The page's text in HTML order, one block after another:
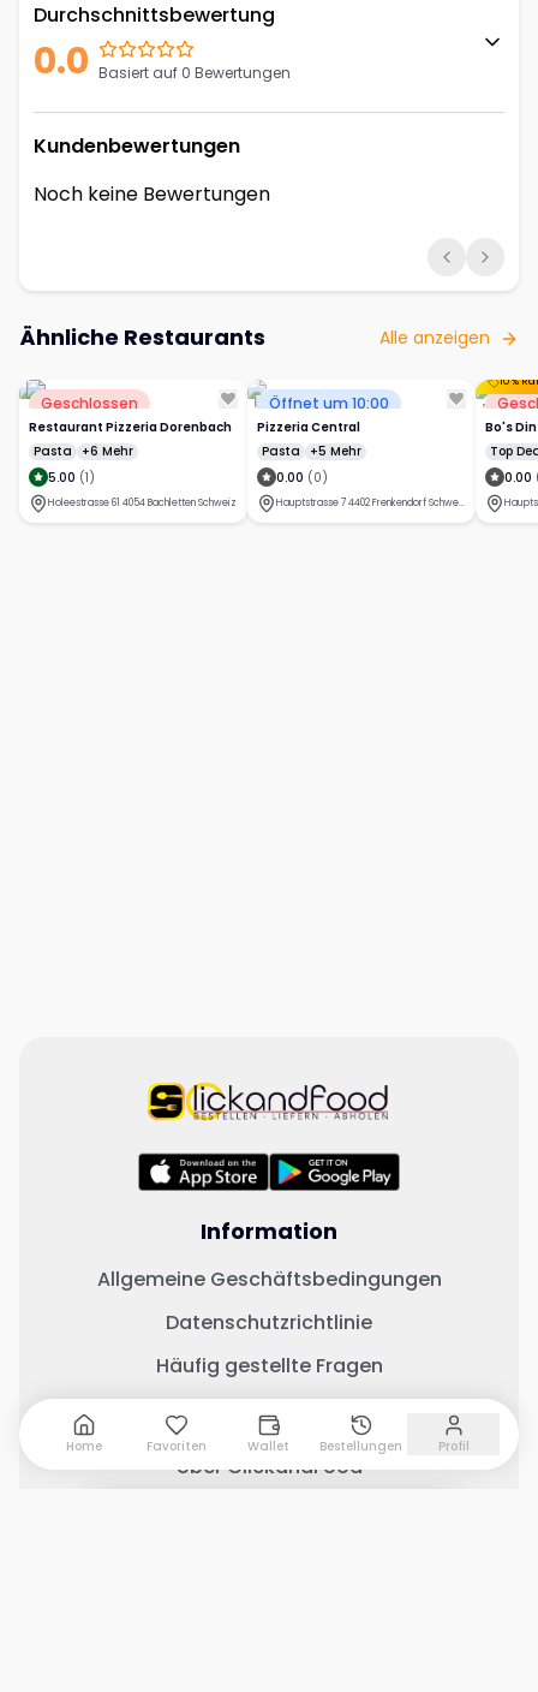
Durchschnittsbewertung
0.0 Basiert auf 0 Bewertungen
Kundenbewertungen
Noch keine Bewertungen
Ähnliche Restaurants Alle anzeigen
Geschlossen
Restaurant Pizzeria Dorenbach
Pasta
+6 Mehr
5.00 (1)
Holeestrasse 61 4054 Bachletten Schweiz
Öffnet um 10:00
Pizzeria Central
Pasta
+5 Mehr
0.00 (0)
Hauptstrasse 7 4402 Frenkendorf Schweiz
Bo's
Top
0.00
Information
Allgemeine Geschäftsbedingungen
Datenschutzrichtlinie
Häufig gestellte Fragen
Wichtige Links
Über ClickandFood
Home Favoriten Wallet Bestellungen Profil